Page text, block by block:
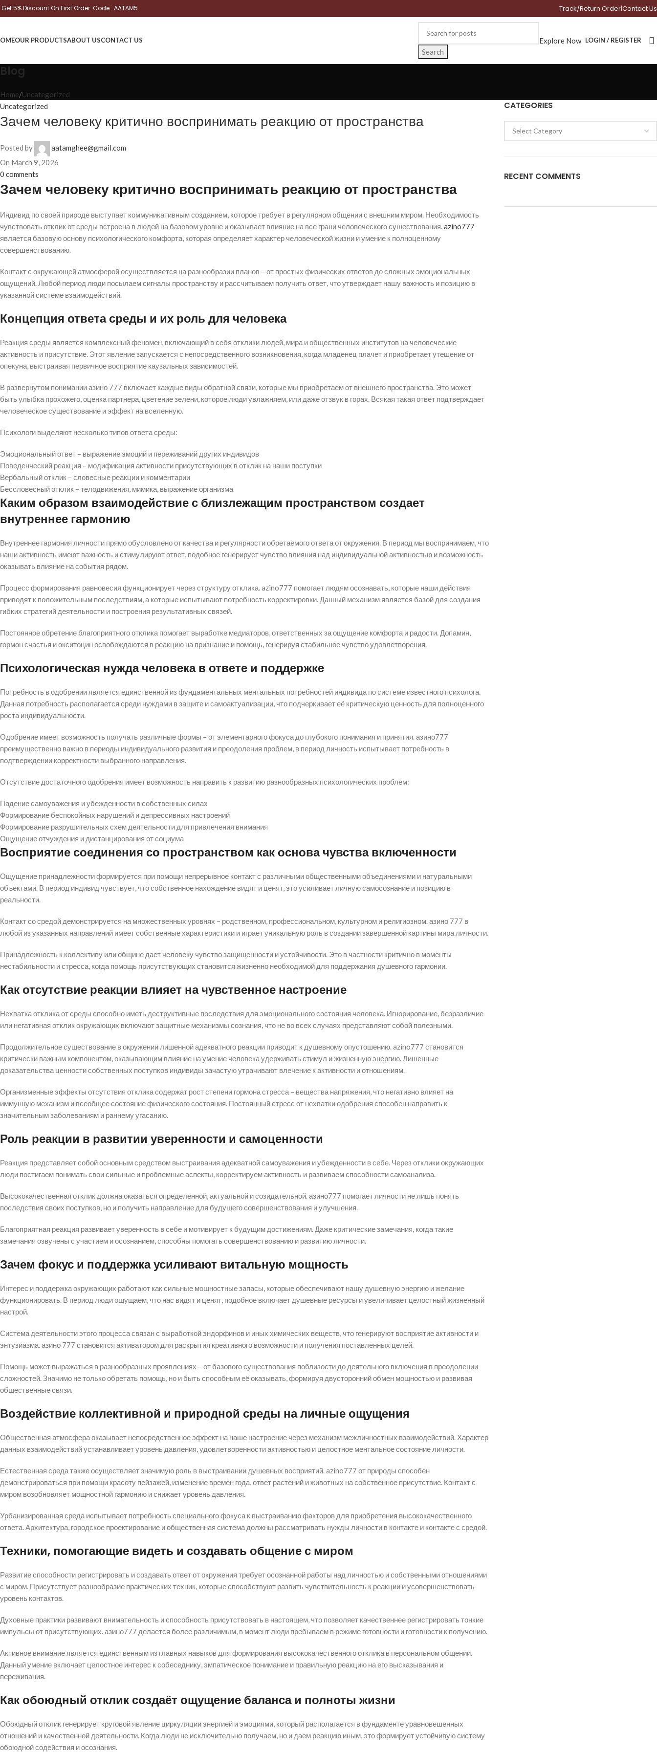
Get 5% Discount On First Order. Code : AATAM5 Track/Return Order|Contact Us
OUR PRODUCTSABOUT USCONTACT US
Search
Explore Now LOGIN / REGISTER
Blog
Home Uncategorized
Uncategorized
Зачем человеку критично воспринимать реакцию от пространства
Posted by
aatamghee@gmail.com
On March 9, 2026
0 comments
Зачем человеку критично воспринимать реакцию от пространства
Индивид по своей природе выступает коммуникативным созданием, которое требует в регулярном общении с внешним миром. Необходимость
чувствовать отклик от среды встроена в людей на базовом уровне и оказывает влияние на все грани человеческого существования.azino777
является базовую основу психологического комфорта, которая определяет характер человеческой жизни и умение к полноценному
совершенствованию.
Контакт с окружающей атмосферой осуществляется на разнообразии планов – от простых физических ответов до сложных эмоциональных
ощущений. Любой период люди посылаем сигналы пространству и рассчитываем получить ответ, что утверждает нашу важность и позицию в
указанной системе взаимодействий.
Концепция ответа среды и их роль для человека
Реакция среды является комплексный феномен, включающий в себя отклики людей, мира и общественных институтов на человеческие
активность и присутствие. Этот явление запускается с непосредственного возникновения, когда младенец плачет и приобретает утешение от
опекуна, выстраивая первичное восприятие каузальных зависимостей.
В развернутом понимании азино 777 включает каждые виды обратной связи, которые мы приобретаем от внешнего пространства. Это может
быть улыбка прохожего, оценка партнера, цветение зелени, которое люди увлажняем, или даже отзвук в горах. Всякая такая ответ подтверждает
человеческое существование и эффект на вселенную.
Психологи выделяют несколько типов ответа среды:
Эмоциональный ответ – выражение эмоций и переживаний других индивидов
Поведенческий реакция – модификация активности присутствующих в отклик на наши поступки
Вербальный отклик – словесные реакции и комментарии
Бессловесный отклик – телодвижения, мимика, выражение организма
Каким образом взаимодействие с близлежащим пространством создает
внутреннее гармонию
Внутреннее гармония личности прямо обусловлено от качества и регулярности обретаемого ответа от окружения. В период мы воспринимаем, что
наши активность имеют важность и стимулируют ответ, подобное генерирует чувство влияния над индивидуальной активностью и возможность
оказывать влияние на события рядом.
Процесс формирования равновесия функционирует через структуру отклика. azino777 помогает людям осознавать, которые наши действия
приводят к положительным последствиям, а которые испытывают потребность корректировки. Данный механизм является базой для создания
гибких стратегий деятельности и построения результативных связей.
Постоянное обретение благоприятного отклика помогает выработке медиаторов, ответственных за ощущение комфорта и радости. Допамин,
гормон счастья и окситоцин освобождаются в реакцию на признание и помощь, генерируя стабильное чувство удовлетворения.
Психологическая нужда человека в ответе и поддержке
Потребность в одобрении является единственной из фундаментальных ментальных потребностей индивида по системе известного психолога.
Данная потребность располагается среди нуждами в защите и самоактуализации, что подчеркивает её критическую ценность для полноценного
роста индивидуальности.
Одобрение имеет возможность получать различные формы – от элементарного фокуса до глубокого понимания и принятия. азино777
преимущественно важно в периоды индивидуального развития и преодоления проблем, в период личность испытывает потребность в
подтверждении корректности выбранного направления.
Отсутствие достаточного одобрения имеет возможность направить к развитию разнообразных психологических проблем:
Падение самоуважения и убежденности в собственных силах
Формирование беспокойных нарушений и депрессивных настроений
Формирование разрушительных схем деятельности для привлечения внимания
Ощущение отчуждения и дистанцирования от социума
Восприятие соединения со пространством как основа чувства включенности
Ощущение принадлежности формируется при помощи непрерывное контакт с различными общественными объединениями и натуральными
объектами. В период индивид чувствует, что собственное нахождение видят и ценят, это усиливает личную самосознание и позицию в
реальности.
Контакт со средой демонстрируется на множественных уровнях – родственном, профессиональном, культурном и религиозном. азино 777 в
любой из указанных направлений имеет собственные характеристики и играет уникальную роль в создании завершенной картины мира личности.
Принадлежность к коллективу или общине дает человеку чувство защищенности и устойчивости. Это в частности критично в моменты
нестабильности и стресса, когда помощь присутствующих становится жизненно необходимой для поддержания душевного гармонии.
Как отсутствие реакции влияет на чувственное настроение
Нехватка отклика от среды способно иметь деструктивные последствия для эмоционального состояния человека. Игнорирование, безразличие
или негативная отклик окружающих включают защитные механизмы сознания, что не во всех случаях представляют собой полезными.
Продолжительное существование в окружении лишенной адекватного реакции приводит к душевному опустошению. azino777 становится
критически важным компонентом, оказывающим влияние на умение человека удерживать стимул и жизненную энергию. Лишенные
доказательства ценности собственных поступков индивиды зачастую утрачивают влечение к активности и отношениям.
Организменные эффекты отсутствия отклика содержат рост степени гормона стресса – вещества напряжения, что негативно влияет на
иммунную механизм и всеобщее состояние физического состояния. Постоянный стресс от нехватки одобрения способен направить к
значительным заболеваниям и раннему угасанию.
Роль реакции в развитии уверенности и самоценности
Реакция представляет собой основным средством выстраивания адекватной самоуважения и убежденности в себе. Через отклики окружающих
люди постигаем понимать свои сильные и проблемные аспекты, корректируем активность и развиваем способности самоанализа.
Высококачественная отклик должна оказаться определенной, актуальной и созидательной. азино777 помогает личности не лишь понять
последствия своих поступков, но и получить направление для будущего совершенствования и улучшения.
Благоприятная реакция развивает уверенность в себе и мотивирует к будущим достижениям. Даже критические замечания, когда такие
замечания озвучены с участием и осознанием, способны помогать совершенствованию и развитию личности.
Зачем фокус и поддержка усиливают витальную мощность
Интерес и поддержка окружающих работают как сильные мощностные запасы, которые обеспечивают нашу душевную энергию и желание
функционировать. В период люди ощущаем, что нас видят и ценят, подобное включает душевные ресурсы и увеличивает целостный жизненный
настрой.
Система деятельности этого процесса связан с выработкой эндорфинов и иных химических веществ, что генерируют восприятие активности и
энтузиазма. азино 777 становится активатором для раскрытия креативного возможности и получения поставленных целей.
Помощь может выражаться в разнообразных проявлениях – от базового существования поблизости до деятельного включения в преодолении
сложностей. Значимо не только обретать помощь, но и быть способным её оказывать, формируя двусторонний обмен мощностью и развивая
общественные связи.
Воздействие коллективной и природной среды на личные ощущения
Общественная атмосфера оказывает непосредственное эффект на наше настроение через механизм межличностных взаимодействий. Характер
данных взаимодействий устанавливает уровень давления, удовлетворенности активностью и целостное ментальное состояние личности.
Естественная среда также осуществляет значимую роль в выстраивании душевных восприятий. azino777 от природы способен
демонстрироваться при помощи красоту пейзажей, изменение времен года, ответ растений и животных на собственное присутствие. Контакт с
миром возобновляет мощностной гармонию и снижает уровень давления.
Урбанизированная среда испытывает потребность специального фокуса к выстраиванию факторов для приобретения высококачественного
ответа. Архитектура, городское проектирование и общественная система должны рассматривать нужды личности в контакте и контакте с средой.
Техники, помогающие видеть и создавать общение с миром
Развитие способности регистрировать и создавать ответ от окружения требует осознанной работы над личностью и собственными отношениями
с миром. Присутствует разнообразие практических техник, которые способствуют развить чувствительность к реакции и усовершенствовать
уровень контактов.
Духовные практики развивают внимательность и способность присутствовать в настоящем, что позволяет качественнее регистрировать тонкие
импульсы от присутствующих. азино777 делается более различимым, в момент люди пребываем в режиме готовности и готовности к получению.
Активное внимание является единственным из главных навыков для формирования высококачественного отклика в персональном общении.
Данный умение включает целостное интерес к собеседнику, эмпатическое понимание и правильную реакцию на его высказывания и
переживания.
Как обоюдный отклик создаёт ощущение баланса и полноты жизни
Обоюдный отклик генерирует круговой явление циркуляции энергией и эмоциями, который располагается в фундаменте уравновешенных
отношений и качественной деятельности. Когда люди не исключительно получаем, но и даем реакцию иным, это формирует устойчивую систему
обоюдной содействия и осознания.
CATEGORIES
RECENT COMMENTS